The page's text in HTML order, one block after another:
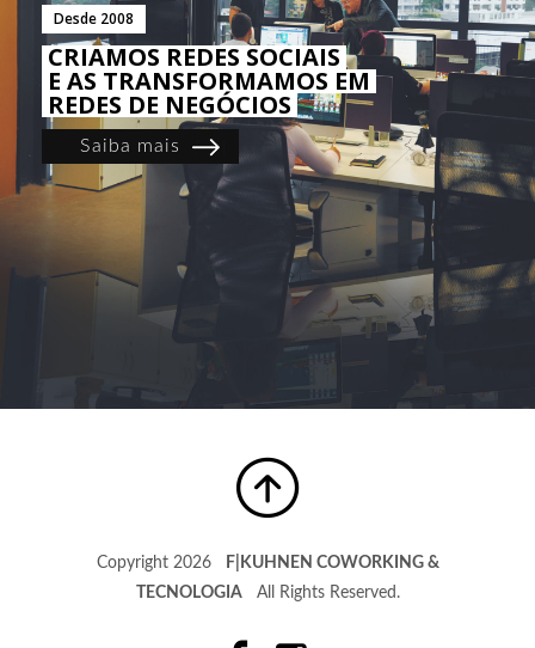
Desde 2008
CRIAMOS REDES SOCIAIS
E AS TRANSFORMAMOS EM
REDES DE NEGÓCIOS
Saiba mais
Copyright 2026
F|KUHNEN COWORKING &
TECNOLOGIAAll Rights Reserved.